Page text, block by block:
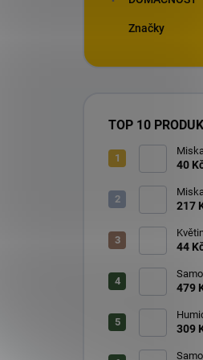
Značky
TOP 10
40
217
44
479
309